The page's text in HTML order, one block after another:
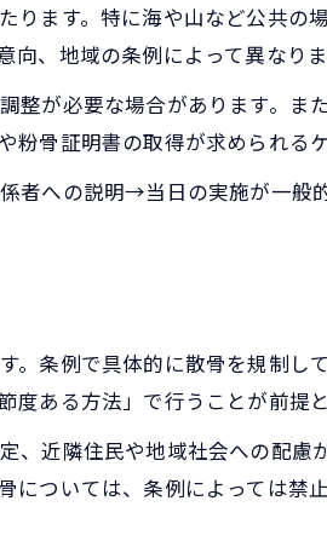
庭での散骨が違法と判断される
散骨手続き時に必要な家族の合意
散骨と近隣住民への配慮が求め
自宅で散骨する際のデメリット
間トラブルを防ぐための合意形成
散骨の選択で後悔しないための
家族全員が納得できる散骨手続
で後悔しないための安全な進め
散骨で後悔しないための具体的
ります。特に海や山など公共
、地域の条例によって異なりま
整が必要な場合があります。
骨証明書の取得が求められるケ
への説明→当日の実施が一般
。条例で具体的に散骨を規制
ある方法」で行うことが前提と
、近隣住民や地域社会への配
については、条例によっては